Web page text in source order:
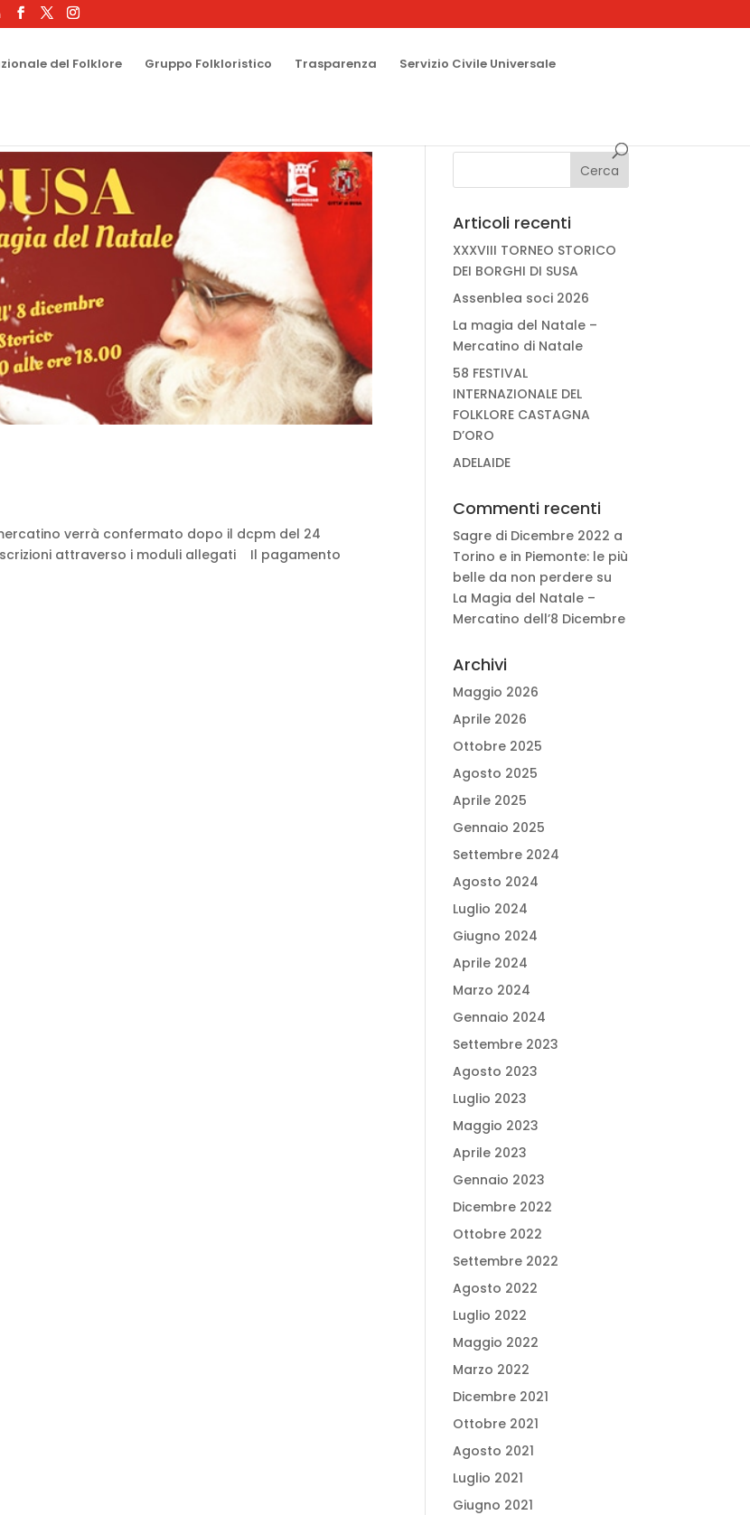
del Folklore Gruppo Folkloristico Trasparenza Servizio Civile Universale
verrà confermato dopo il dcpm del 24
attraverso i moduli allegati Il pagamento
Articoli recenti
XXXVIII TORNEO STORICO
DEI BORGHI DI SUSA
Assenblea soci 2026
La magia del Natale –
Mercatino di Natale
58 FESTIVAL
INTERNAZIONALE DEL
FOLKLORE CASTAGNA
D’ORO
ADELAIDE
Commenti recenti
Sagre di Dicembre 2022 a
Torino e in Piemonte: le più
belle da non perdere su
La Magia del Natale –
Mercatino dell’8 Dicembre
Archivi
Maggio 2026
Aprile 2026
Ottobre 2025
Agosto 2025
Aprile 2025
Gennaio 2025
Settembre 2024
Agosto 2024
Luglio 2024
Giugno 2024
Aprile 2024
Marzo 2024
Gennaio 2024
Settembre 2023
Agosto 2023
Luglio 2023
Maggio 2023
Aprile 2023
Gennaio 2023
Dicembre 2022
Ottobre 2022
Settembre 2022
Agosto 2022
Luglio 2022
Maggio 2022
Marzo 2022
Dicembre 2021
Ottobre 2021
Agosto 2021
Luglio 2021
Giugno 2021